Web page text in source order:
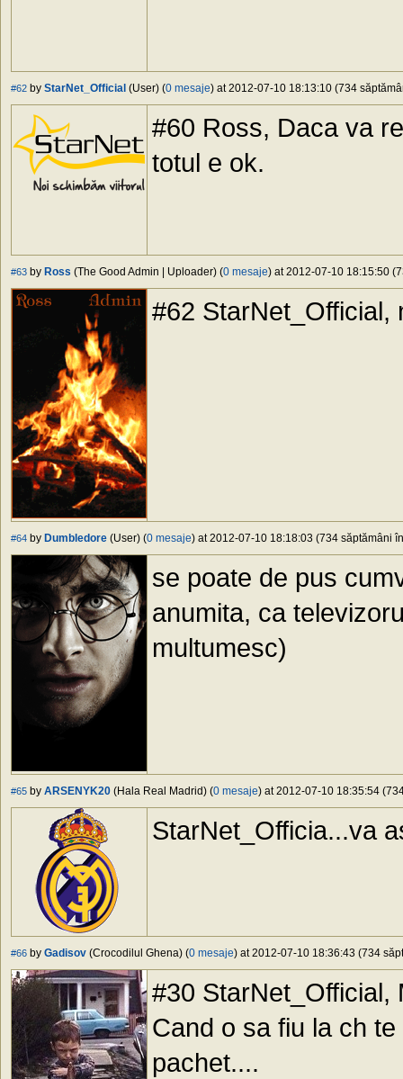
#62 by StarNet_Official (User) (0 mesaje) at 2012-07-10 18:13:10 (734
#60 Ross, Daca va
totul e ok.
#63 by Ross (The Good Admin | Uploader) (0 mesaje) at 2012-07-10 18:15:50
#62 StarNet_Official,
#64 by Dumbledore (User) (0 mesaje) at 2012-07-10 18:18:03 (734 săptămâni
se poate de pus
anumita, ca
multumesc)
#65 by ARSENYK20 (Hala Real Madrid) (0 mesaje) at 2012-07-10 18:35:54
StarNet_Officia...va
#66 by Gadisov (Crocodilul Ghena) (0 mesaje) at 2012-07-10 18:36:43 (734
#30 StarNet_Official,
Cand o sa fiu la ch
pachet....